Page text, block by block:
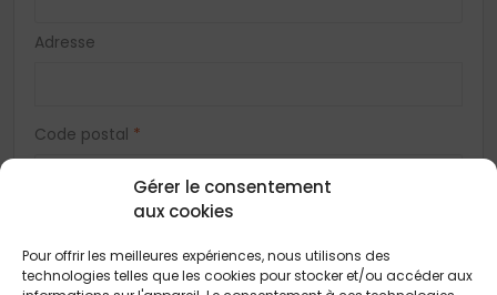
Gérer le consentement
aux cookies
Pour offrir les meilleures expériences, nous utilisons des
technologies telles que les cookies pour stocker et/ou accéder aux
Adresse
Code postal *
Vous acceptez de recevoir des offres concernant des biens